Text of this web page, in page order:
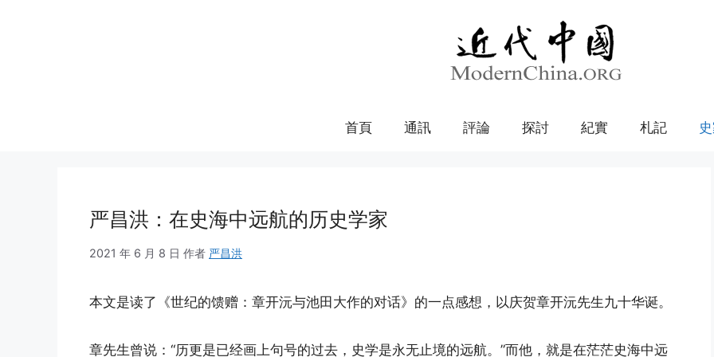
首頁 通訊 評論 探討 紀實 札記
严昌洪：在史海中远航的历史学家
2021 年 6 月 8 日 作者 严昌洪
本文是读了《世纪的馈赠：章开沅与池田大作的对话》的一点感想，以庆贺章开沅先生九十华诞。
章先生曾说：“历更是已经画上句号的过去，史学是永无止境的远航。”而他，就是在茫茫史海中远